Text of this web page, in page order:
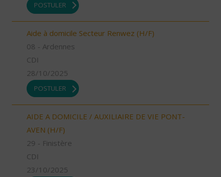
POSTULER
Aide à domicile Secteur Renwez (H/F)
08 - Ardennes
CDI
28/10/2025
POSTULER
AIDE A DOMICILE / AUXILIAIRE DE VIE PONT-
AVEN (H/F)
29 - Finistère
CDI
23/10/2025